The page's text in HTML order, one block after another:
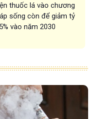
thuốc lá vào chương
sống còn để giảm tỷ
vào năm 2030